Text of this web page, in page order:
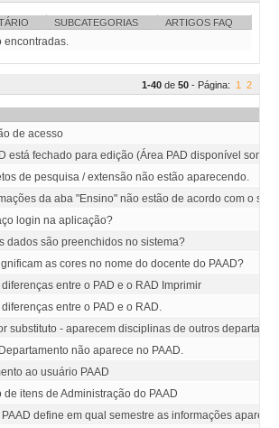
SUBCATEGORIAS ARTIGOS FAQ
encontradas.
1-40 de 50 - Página: 1 2
de acesso
está fechado para edição (Área PAD disponível
de pesquisa / extensão não estão aparecendo.
da aba "Ensino" não estão de acordo com o
login na aplicação?
dados são preenchidos no sistema?
as cores no nome do docente do PAAD?
diferenças entre o PAD e o RAD Imprimir
diferenças entre o PAD e o RAD.
substituto - aparecem disciplinas de outros
não aparece no PAAD.
ao usuário PAAD
de itens de Administração do PAAD
define em qual semestre as informações